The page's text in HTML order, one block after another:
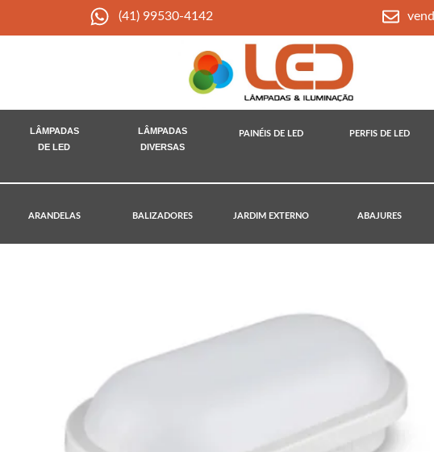
(41) 99530-4142
LÂMPADAS
DE LED
LÂMPADAS
DIVERSAS
PAINÉIS DE LED PERFIS DE LED
ARANDELAS BALIZADORES JARDIM EXTERNO ABAJURES